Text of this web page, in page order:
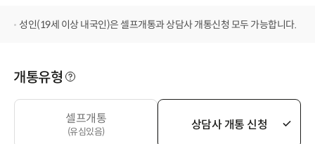
성인(19세 이상 내국인)은 셀프개통과 상담사 개통신청 모두 가능합니다.
개통유형
셀프개통
(유심있음) 상담사 개통 신청